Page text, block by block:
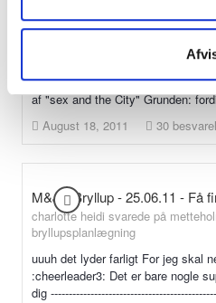
Sex and the city
Okay en nyhed som er ved at
måske har hørt så går der rygter
af "sex and the City" Grunden:
August 18, 2011
30
M&J's Bryllup - 25.06.11 - Få
charlotte heidi svarede på
bryllupsplanlægning
uuuh det lyder farligt For jeg skal
:cheerleader3: Det er bare nogle
dig